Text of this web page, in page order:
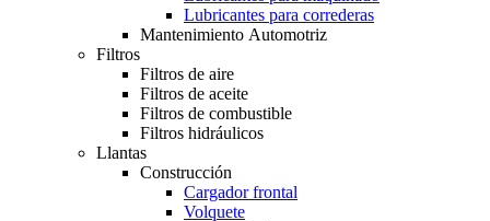
Lubricantes para correderas
Mantenimiento Automotriz
Filtros
Filtros de aire
Filtros de aceite
Filtros de combustible
Filtros hidráulicos
Llantas
Construcción
Cargador frontal
Volquete